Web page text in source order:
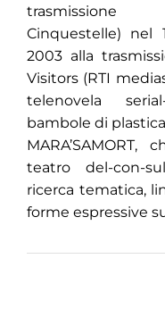
trasmissione
Cinquestelle) nel
2003 alla
Visitors (RTI
telenovela
bambole di
teatro del-con-
ricerca tematica,
forme espressive